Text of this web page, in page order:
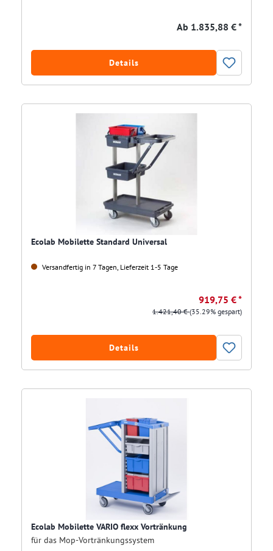
Ab 1.835,88 € *
Details
Ecolab Mobilette Standard Universal
Versandfertig in 7 Tagen, Lieferzeit 1-5 Tage
919,75 € *
1.421,40 €(35.29% gespart)
Details
Ecolab Mobilette VARIO flexx Vortränkung
für das Mop-Vortränkungssystem